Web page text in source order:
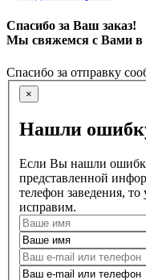
Спасибо за Ваш заказ!
Мы свяжемся с Вами в
Спасибо за отправку
×
Нашли
Если Вы нашли
представленной
телефон заведения,
исправим.